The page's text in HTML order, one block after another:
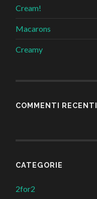
Cream!
Macarons
Creamy
COMMENTI RECENTI
CATEGORIE
2for2